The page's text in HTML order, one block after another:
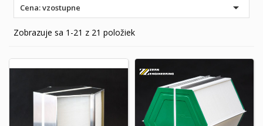
Cena: vzostupne 
Zobrazuje sa 1-21 z 21 položiek